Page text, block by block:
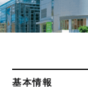
基本情報